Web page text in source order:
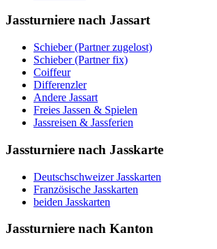
Jassturniere nach Jassart
Schieber (Partner zugelost)
Schieber (Partner fix)
Coiffeur
Differenzler
Andere Jassart
Freies Jassen & Spielen
Jassreisen & Jassferien
Jassturniere nach Jasskarte
Deutschschweizer Jasskarten
Französische Jasskarten
beiden Jasskarten
Jassturniere nach Kanton